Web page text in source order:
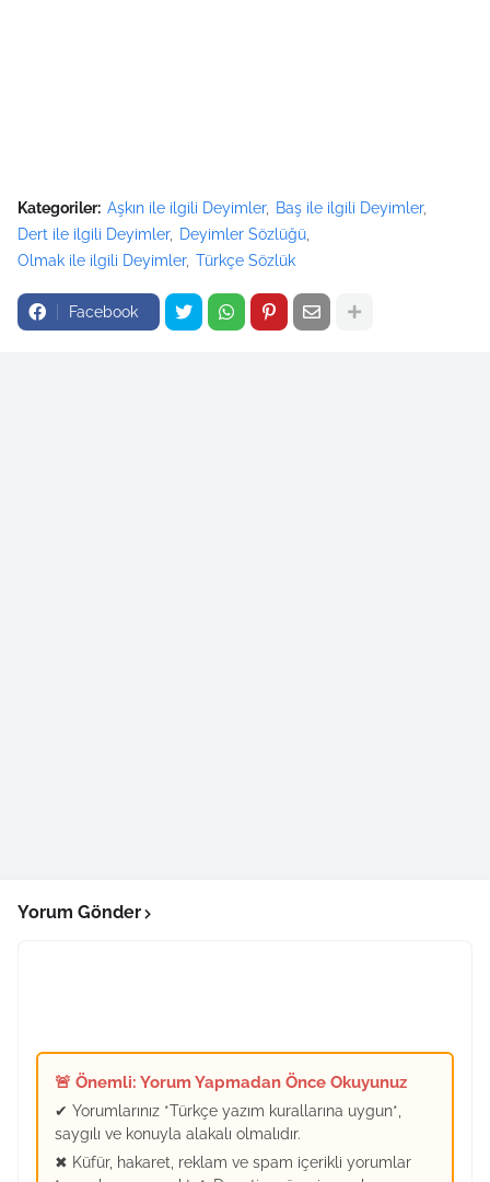
Kategoriler: Aşkın ile ilgili Deyimler
Baş ile ilgili Deyimler
Dert ile ilgili Deyimler
Deyimler Sözlüğü
Olmak ile ilgili Deyimler Türkçe Sözlük
Facebook
Yorum Gönder
🚨 Önemli: Yorum Yapmadan Önce Okuyunuz
✔ Yorumlarınız *Türkçe yazım kurallarına uygun*,
saygılı ve konuyla alakalı olmalıdır.
✖ Küfür, hakaret, reklam ve spam içerikli yorumlar